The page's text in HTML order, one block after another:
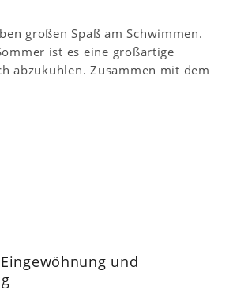
großen Spaß am Schwimmen.
ist es eine großartige
abzukühlen. Zusammen mit dem
und